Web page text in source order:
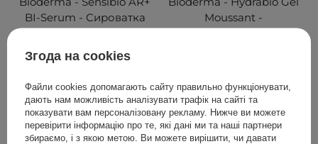
BI-Serum - Сироватка
1 099,00 ГРН
Moussant -
779,00 ГРН
Згода на cookies
Файли cookies допомагають сайту правильно функціонувати,
дають нам можливість аналізувати трафік на сайті та
показувати вам персоналізовану рекламу. Нижче ви можете
перевірити інформацію про те, які дані ми та наші партнери
збираємо, і з якою метою. Ви можете вирішити, чи давати